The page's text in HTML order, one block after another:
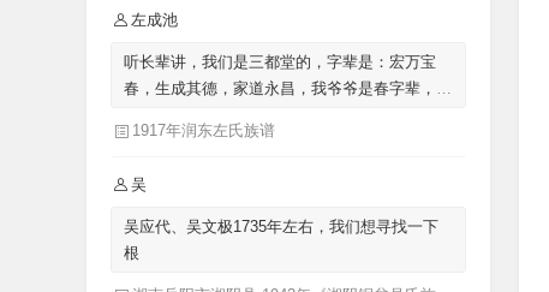
左成池
听长辈讲，我们是三都堂的，字辈是：宏万宝
春，生成其德，家道永昌，我爷爷是春字辈，我
圩，迁至泗阳里仁
1917年润东左氏族谱
吴
吴应代、吴文极1735年左右，我们想寻找一下
根